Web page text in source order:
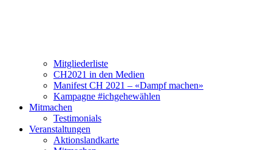
Mitgliederliste
CH2021 in den Medien
Manifest CH 2021 – «Dampf machen»
Kampagne #ichgehewählen
Mitmachen
Testimonials
Veranstaltungen
Aktionslandkarte